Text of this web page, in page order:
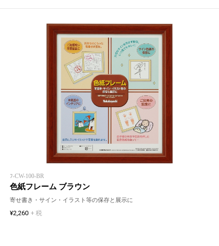
ﾌ-CW-100-BR
色紙フレーム ブラウン
寄せ書き・サイン・イラスト等の保存と展示に
¥2,260 + 税